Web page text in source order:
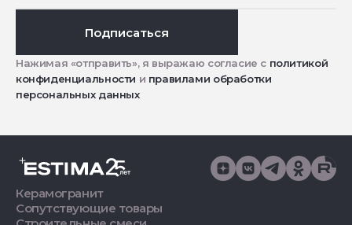
Подписаться
Нажимая «отправить», я выражаю согласие с политикой
конфиденциальности и правилами обработки
персональных данных
Керамогранит
Сопутствующие товары